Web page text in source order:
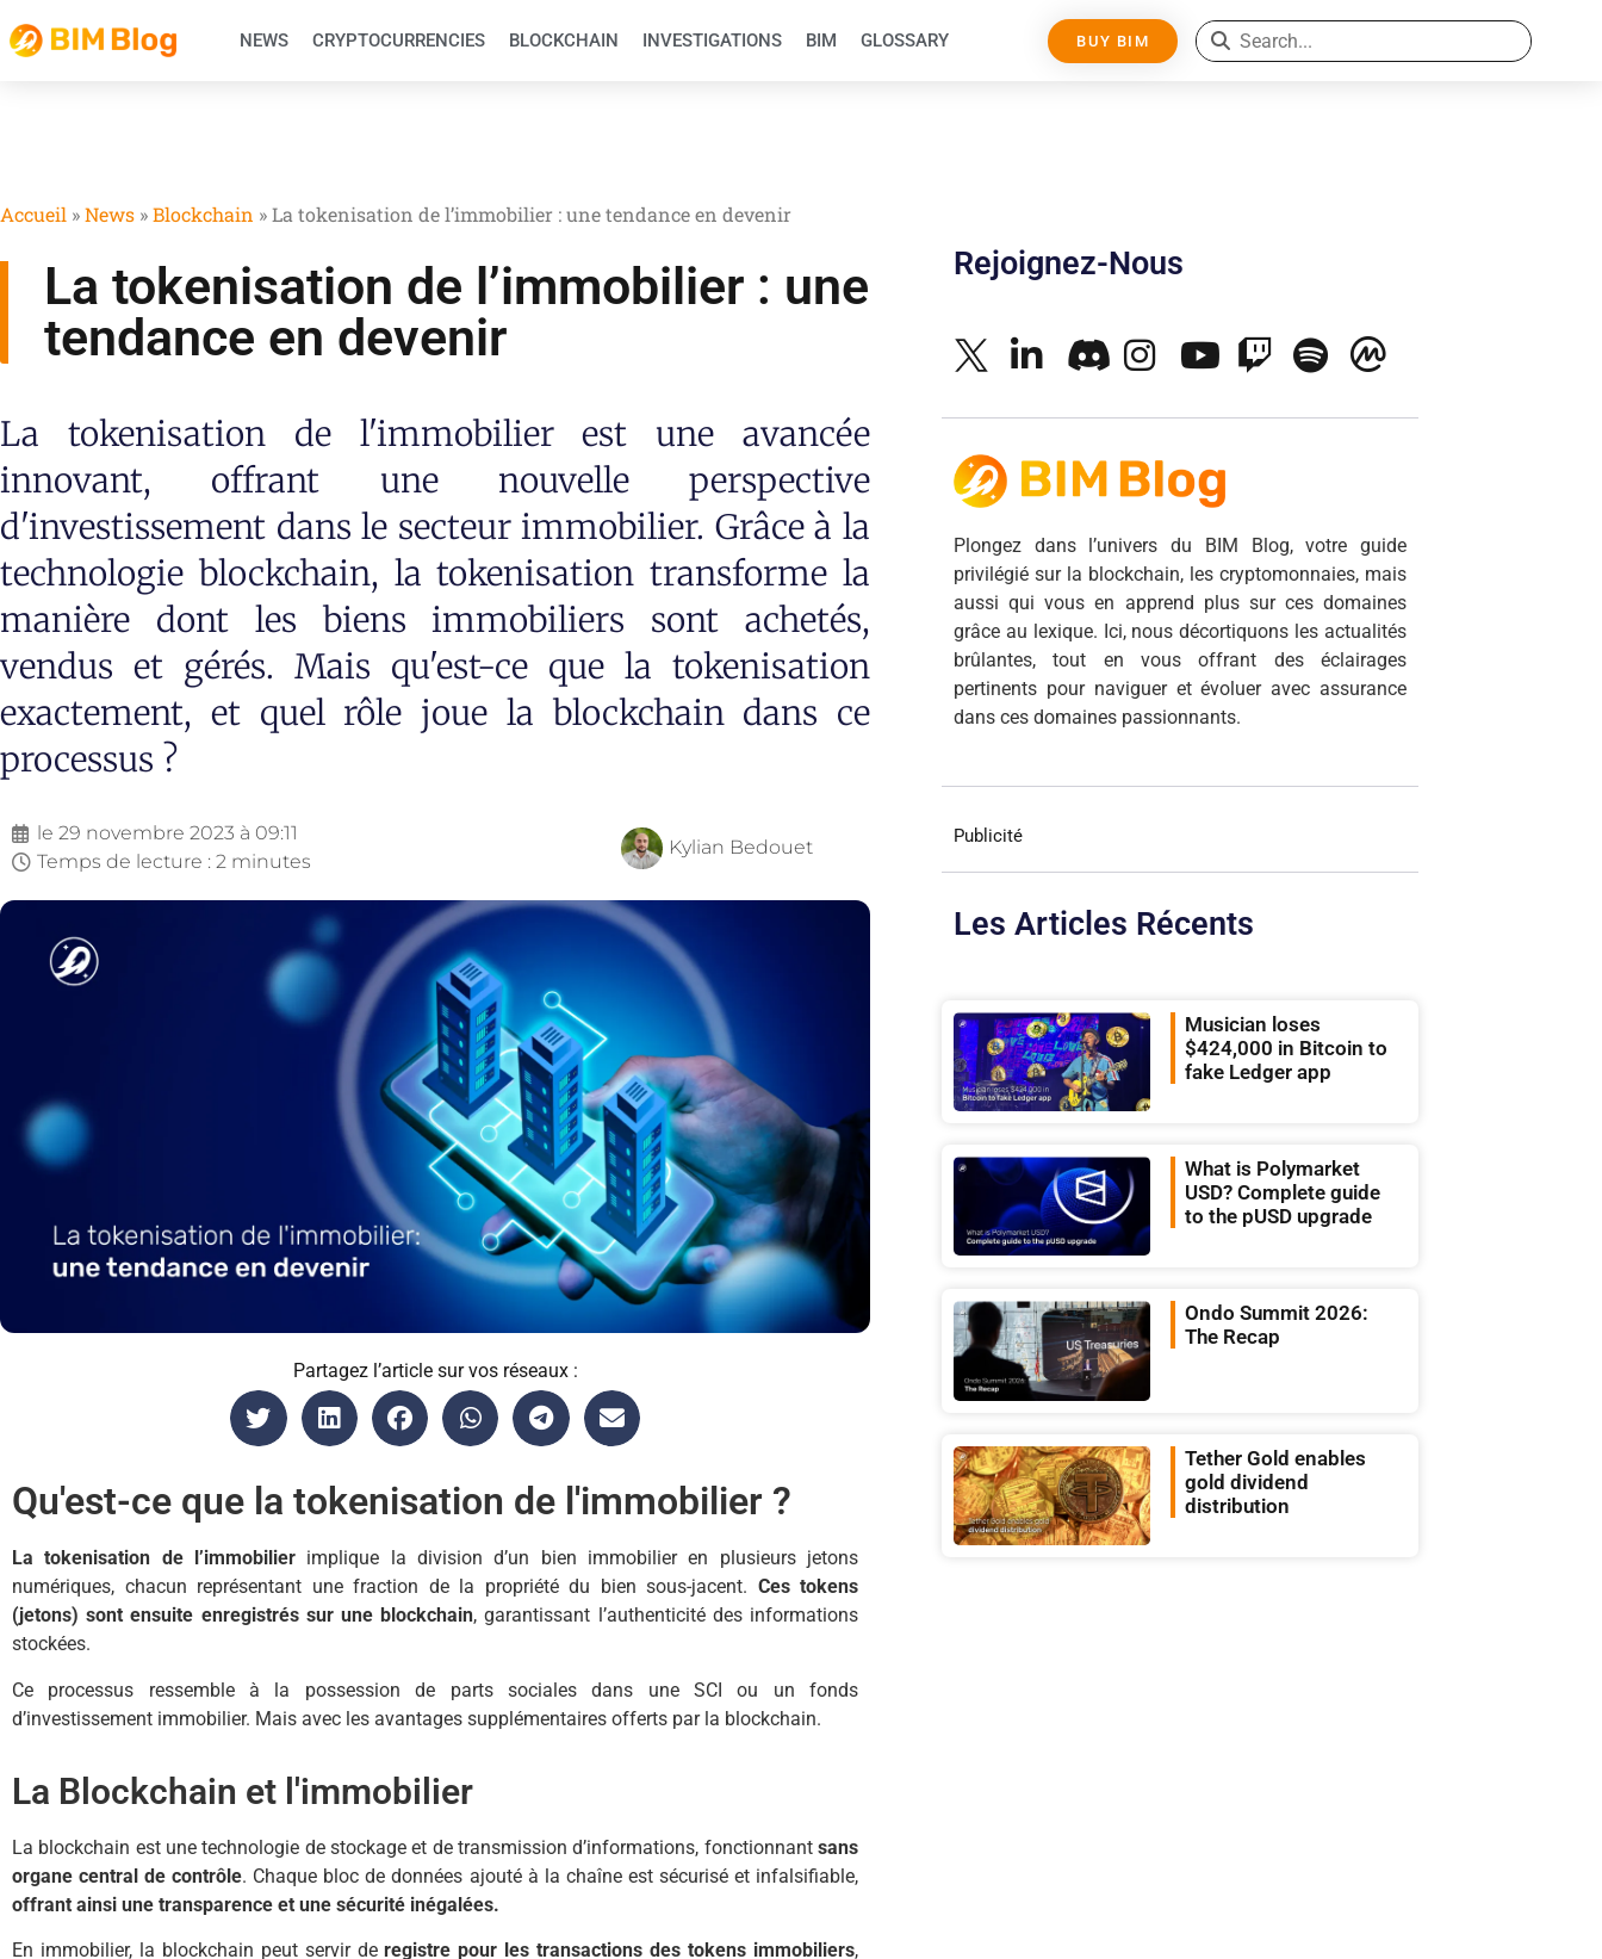
NEWS CRYPTOCURRENCIES BLOCKCHAIN INVESTIGATIONS BIM GLOSSARY BUY BIM
Accueil »News »Blockchain »La tokenisation de l’immobilier : une tendance en devenir
La tokenisation de l’immobilier : une
tendance en devenir
La tokenisation de l'immobilier est une avancée
innovant, offrant une nouvelle perspective
d'investissement dans le secteur immobilier. Grâce à la
technologie blockchain, la tokenisation transforme la
manière dont les biens immobiliers sont achetés,
vendus et gérés. Mais qu'est-ce que la tokenisation
exactement, et quel rôle joue la blockchain dans ce
processus ?
le 29 novembre 2023 à 09:11
Temps de lecture : 2 minutes
Kylian Bedouet
Partagez l’article sur vos réseaux :
Qu'est-ce que la tokenisation de l'immobilier ?
La tokenisation de l’immobilier implique la division d’un bien immobilier en plusieurs jetons
numériques, chacun représentant une fraction de la propriété du bien sous-jacent. Ces tokens
(jetons) sont ensuite enregistrés sur une blockchain, garantissant l’authenticité des informations
stockées.
Ce processus ressemble à la possession de parts sociales dans une SCI ou un fonds
d’investissement immobilier. Mais avec les avantages supplémentaires offerts par la blockchain.
La Blockchain et l'immobilier
La blockchain est une technologie de stockage et de transmission d’informations, fonctionnant sans
organe central de contrôle. Chaque bloc de données ajouté à la chaîne est sécurisé et infalsifiable,
offrant ainsi une transparence et une sécurité inégalées.
En immobilier, la blockchain peut servir deregistre pour les transactions des tokens immobiliers,
Rejoignez-Nous
Plongez dans l’univers du BIM Blog, votre guide
privilégié sur la blockchain, les cryptomonnaies, mais
aussi qui vous en apprend plus sur ces domaines
grâce au lexique. Ici, nous décortiquons les actualités
brûlantes, tout en vous offrant des éclairages
pertinents pour naviguer et évoluer avec assurance
dans ces domaines passionnants.
Publicité
Les Articles Récents
Musician loses
$424,000 in Bitcoin to
fake Ledger app
What is Polymarket
USD? Complete guide
to the pUSD upgrade
Ondo Summit 2026:
The Recap
Tether Gold enables
gold dividend
distribution